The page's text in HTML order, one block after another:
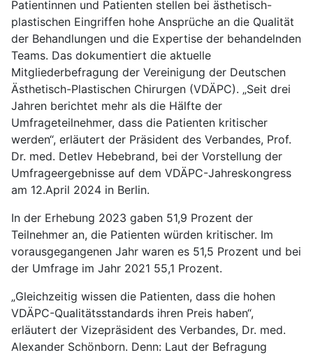
Patientinnen und Patienten stellen bei ästhetisch-
plastischen Eingriffen hohe Ansprüche an die Qualität
der Behandlungen und die Expertise der behandelnden
Teams. Das dokumentiert die aktuelle
Mitgliederbefragung der Vereinigung der Deutschen
Ästhetisch-Plastischen Chirurgen (VDÄPC). „Seit drei
Jahren berichtet mehr als die Hälfte der
Umfrageteilnehmer, dass die Patienten kritischer
werden“, erläutert der Präsident des Verbandes, Prof.
Dr. med. Detlev Hebebrand, bei der Vorstellung der
Umfrageergebnisse auf dem VDÄPC-Jahreskongress
am 12.April 2024 in Berlin.
In der Erhebung 2023 gaben 51,9 Prozent der
Teilnehmer an, die Patienten würden kritischer. Im
vorausgegangenen Jahr waren es 51,5 Prozent und bei
der Umfrage im Jahr 2021 55,1 Prozent.
„Gleichzeitig wissen die Patienten, dass die hohen
VDÄPC-Qualitätsstandards ihren Preis haben“,
erläutert der Vizepräsident des Verbandes, Dr. med.
Alexander Schönborn. Denn: Laut der Befragung